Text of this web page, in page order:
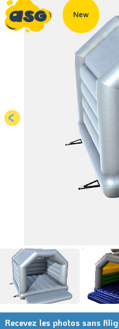
Recevez les photos sans
New